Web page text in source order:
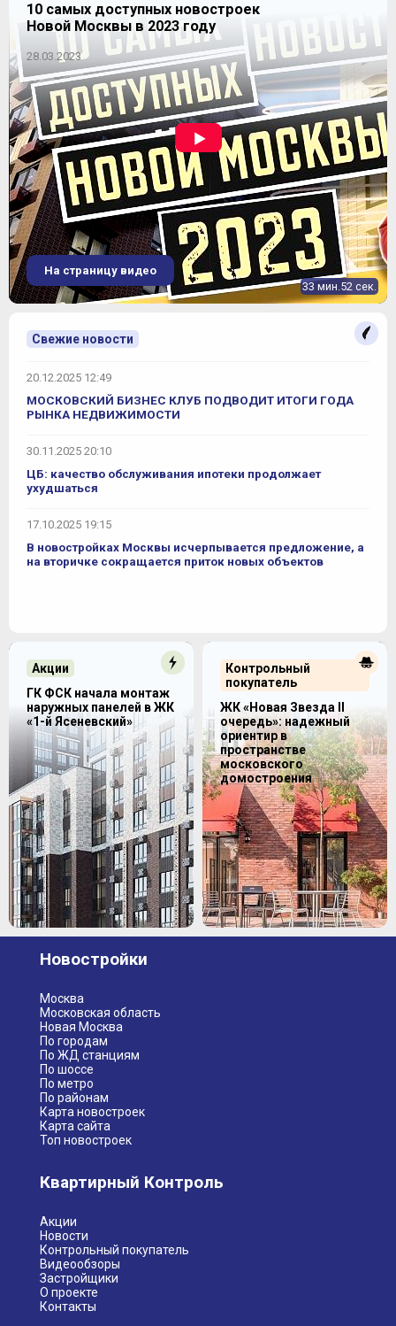
10 самых доступных новостроек
Новой Москвы в 2023 году
28.03.2023
33 мин.52 сек.
На страницу видео
Свежие новости
20.12.2025 12:49
МОСКОВСКИЙ БИЗНЕС КЛУБ ПОДВОДИТ ИТОГИ ГОДА
РЫНКА НЕДВИЖИМОСТИ
30.11.2025 20:10
ЦБ: качество обслуживания ипотеки продолжает
ухудшаться
17.10.2025 19:15
В новостройках Москвы исчерпывается предложение, а
на вторичке сокращается приток новых объектов
Контрольный
покупатель
ЖК «Новая Звезда II
очередь»: надежный
ориентир в
пространстве
московского
домостроения
Акции
ГК ФСК начала монтаж
наружных панелей в ЖК
«1-й Ясеневский»
Новостройки
Москва
Московская область
Новая Москва
По городам
По ЖД станциям
По шоссе
По метро
По районам
Карта новостроек
Карта сайта
Топ новостроек
Квартирный Контроль
Акции
Новости
Контрольный покупатель
Видеообзоры
Застройщики
О проекте
Контакты